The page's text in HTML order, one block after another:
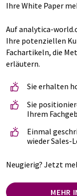
Ihre White Paper
Auf analytica-
Ihre potenziellen
Fachartikeln, die
erläutern.
Sie erhalten
Sie
Ihrem
Einmal
wieder Sales-
Neugierig? Jetzt
MEHR